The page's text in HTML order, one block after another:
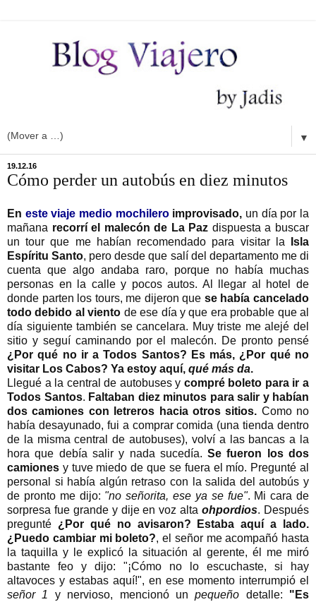
▼
19.12.16
Cómo perder un autobús en diez minutos
En este viaje medio mochileroimprovisado, un día por la
mañana recorrí el malecón de La Paz dispuesta a buscar
un tour que me habían recomendado para visitar la Isla
Espíritu Santo, pero desde que salí del departamento me di
cuenta que algo andaba raro, porque no había muchas
personas en la calle y pocos autos. Al llegar al hotel de
donde parten los tours, me dijeron que se había cancelado
todo debido al viento de ese día y que era probable que al
día siguiente también se cancelara. Muy triste me alejé del
sitio y seguí caminando por el malecón. De pronto pensé
¿Por qué no ir a Todos Santos? Es más, ¿Por qué no
visitar Los Cabos? Ya estoy aquí, qué más da.
Llegué a la central de autobuses y compré boleto para ir a
Todos Santos. Faltaban diez minutos para salir y habían
dos camiones con letreros hacia otros sitios. Como no
había desayunado, fui a comprar comida (una tienda dentro
de la misma central de autobuses), volví a las bancas a la
hora que debía salir y nada sucedía. Se fueron los dos
camiones y tuve miedo de que se fuera el mío. Pregunté al
personal si había algún retraso con la salida del autobús y
de pronto me dijo: "no señorita, ese ya se fue". Mi cara de
sorpresa fue grande y dije en voz altaohpordios. Después
pregunté ¿Por qué no avisaron? Estaba aquí a lado.
¿Puedo cambiar mi boleto?, el señor me acompañó hasta
la taquilla y le explicó la situación al gerente, él me miró
bastante feo y dijo: "¡Cómo no lo escuchaste, si hay
altavoces y estabas aquí!", en ese momento interrumpió el
señor 1 y nervioso, mencionó unpequeño detalle: "Es